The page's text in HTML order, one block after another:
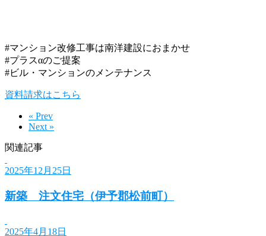
#マンション改修工事は南洋建設におまかせ
#プラスαのご提案
#ビル・マンションのメンテナンス
資料請求はこちら
« Prev
Next »
関連記事
2025年12月25日
新築 注文住宅（伊予郡松前町）
2025年4月18日